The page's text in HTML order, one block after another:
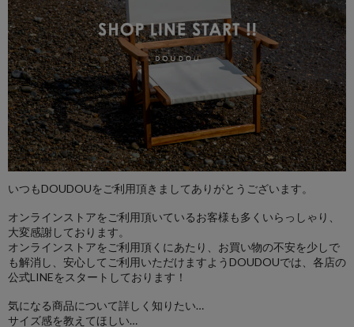
いつもDOUDOUをご利用頂きましてありがとうございます。
オンラインストアをご利用頂いているお客様も多くいらっしゃり、
大変感謝しております。
オンラインストアをご利用頂くにあたり、お買い物の不安を少しで
も解消し、安心してご利用いただけますようDOUDOUでは、各店の
公式LINEをスタートしております！
気になる商品について詳しく知りたい…
サイズ感を教えてほしい…